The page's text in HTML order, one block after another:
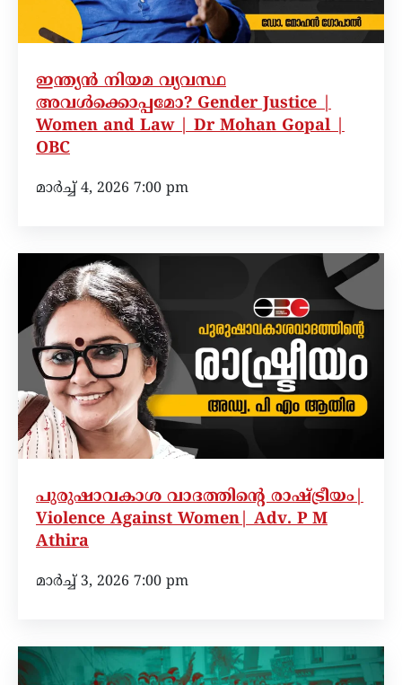
ഇന്ത്യൻ നിയമ വ്യവസ്ഥ
അവൾക്കൊപ്പമോ? Gender Justice |
Women and Law | Dr Mohan Gopal |
OBC
മാർച്ച്‌ 4, 2026 7:00 pm
പുരുഷാവകാശ വാദത്തിന്റെ രാഷ്ട്രീയം|
Violence Against Women| Adv. P M
Athira
മാർച്ച്‌ 3, 2026 7:00 pm